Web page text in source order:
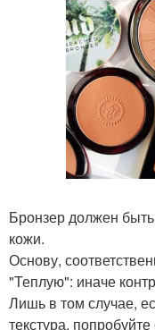
Бронзер должен
кожи.
Основу,
"Теплую": иначе
Лишь в том случае,
текстура,